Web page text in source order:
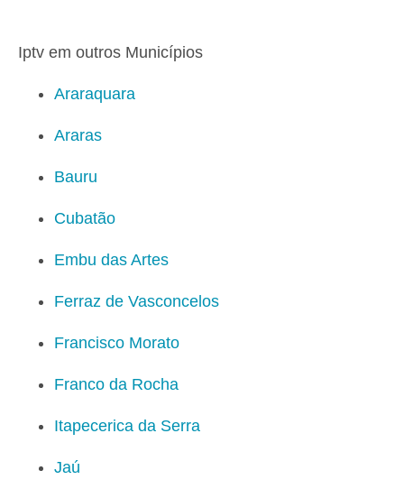
Iptv em outros Municípios
Araraquara
Araras
Bauru
Cubatão
Embu das Artes
Ferraz de Vasconcelos
Francisco Morato
Franco da Rocha
Itapecerica da Serra
Jaú